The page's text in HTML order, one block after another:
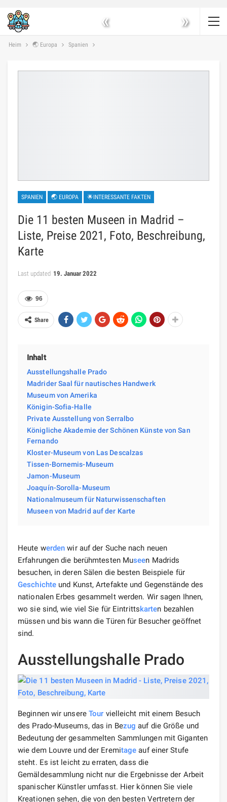
« »
Heim 🌏 Europa Spanien
SPANIEN 🌏 EUROPA 🌟INTERESSANTE FAKTEN
Die 11 besten Museen in Madrid –
Liste, Preise 2021, Foto, Beschreibung,
Karte
Last updated 19. Januar 2022
96
Share
Inhalt
Ausstellungshalle Prado
Madrider Saal für nautisches Handwerk
Museum von Amerika
Königin-Sofia-Halle
Private Ausstellung von Serralbo
Königliche Akademie der Schönen Künste von San
Fernando
Kloster-Museum von Las Descalzas
Tissen-Bornemis-Museum
Jamon-Museum
Joaquín-Sorolla-Museum
Nationalmuseum für Naturwissenschaften
Museen von Madrid auf der Karte
Heute werden wir auf der Suche nach neuen
Erfahrungen die berühmtesten Museen Madrids
besuchen, in deren Sälen die besten Beispiele für
Geschichte und Kunst, Artefakte und Gegenstände des
nationalen Erbes gesammelt werden. Wir sagen Ihnen,
wo sie sind, wie viel Sie für Eintrittskarten bezahlen
müssen und bis wann die Türen für Besucher geöffnet
sind.
Ausstellungshalle Prado
Beginnen wir unsere Tour vielleicht mit einem Besuch
des Prado-Museums, das in Bezug auf die Größe und
Bedeutung der gesammelten Sammlungen mit Giganten
wie dem Louvre und der Eremitage auf einer Stufe
steht. Es ist leicht zu erraten, dass die
Gemäldesammlung nicht nur die Ergebnisse der Arbeit
spanischer Künstler umfasst. Hier können Sie viele
Kreationen sehen, die von den besten Vertretern der